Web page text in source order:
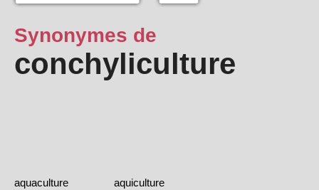
Synonymes de
conchyliculture
aquaculture
aquiculture